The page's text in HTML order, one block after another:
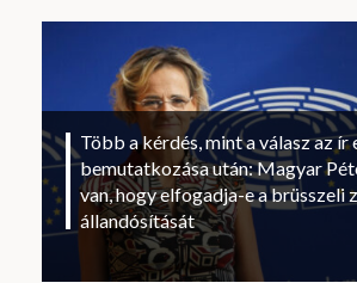
Több a kérdés, mint a válasz az ír
bemutatkozása után: Magyar
van, hogy elfogadja-e a brüsszeli
állandósítását